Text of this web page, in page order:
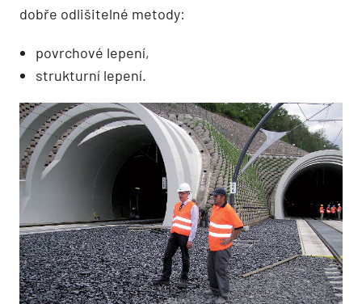
dobře odlišitelné metody:
povrchové lepení,
strukturní lepení.